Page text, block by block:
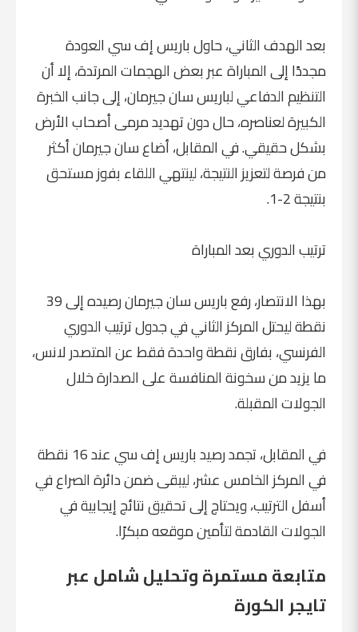
بعد الهدف الثاني، حاول باريس إف سي العودة
مجددًا إلى المباراة عبر بعض الهجمات المرتدة، إلا أن
التنظيم الدفاعي لباريس سان جيرمان، إلى جانب الخبرة
الكبيرة لعناصره، حال دون تهديد مرمى أصحاب الأرض
بشكل حقيقي. في المقابل، أضاع سان جيرمان أكثر
من فرصة لتعزيز النتيجة، لينتهي اللقاء بفوز مستحق
بنتيجة 2-1.
ترتيب الدوري بعد المباراة
بهذا الانتصار، رفع باريس سان جيرمان رصيده إلى 39
نقطة ليحتل المركز الثاني في جدول ترتيب الدوري
الفرنسي، بفارق نقطة واحدة فقط عن المتصدر لانس،
ما يزيد من سخونة المنافسة على الصدارة خلال
الجولات المقبلة.
في المقابل، تجمد رصيد باريس إف سي عند 16 نقطة
في المركز الخامس عشر، ليبقى ضمن دائرة الصراع في
أسفل الترتيب، ويحتاج إلى تحقيق نتائج إيجابية في
الجولات القادمة لتأمين موقعه مبكرًا.
متابعة مستمرة وتحليل شامل عبر
تايجر الكورة